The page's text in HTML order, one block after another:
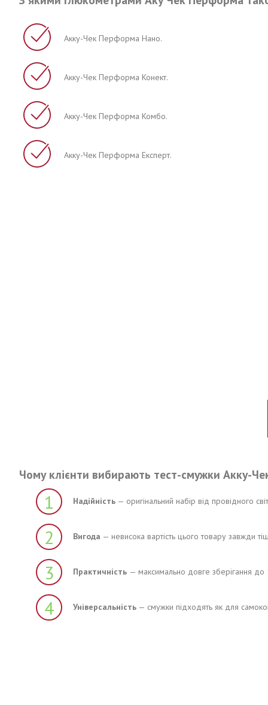
Акку-Чек Перформа Нано.
Акку-Чек Перформа Конект.
Акку-Чек Перформа Комбо.
Акку-Чек Перформа Експерт.
Чому клієнти вибирають тест-смужки Акку-
1 Надійність — оригінальний набір від провідного
2 Вигода — невисока вартість цього товару завжди
3 Практичність — максимально довге зберігання до
4 Універсальність — смужки підходять як для